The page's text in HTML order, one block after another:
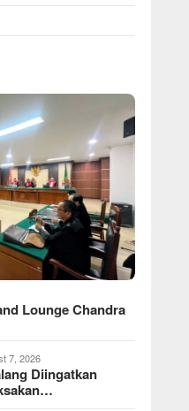
Lounge Chandra
7, 2026
Diingatkan